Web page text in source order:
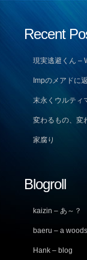
Recent
現実逃避くん –
Impのメアドに
末永くウルティ
変わるもの、変
家腐り
Blogroll
kaizin – あ～？
baeru – a
Hank – blog